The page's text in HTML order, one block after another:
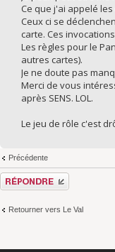
Ce que j'ai appelé
Ceux ci se
carte. Ces
Les règles pour le
autres cartes).
Je ne doute pas
Merci de vous
après SENS. LOL.
Le jeu de rôle c'est
Précédente
Répondre
Retourner vers Le Val